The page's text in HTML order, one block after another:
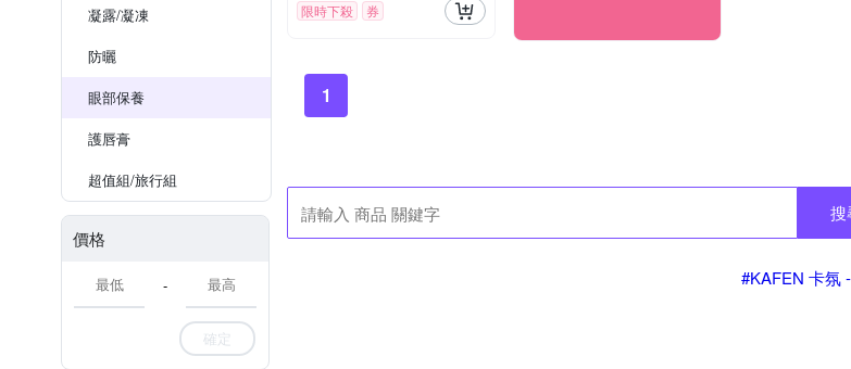
凝露/凝凍
防曬
眼部保養
護唇膏
超值組/旅行組
價格
-
確定
限時下殺 券
1
搜
#KAFEN 卡氛